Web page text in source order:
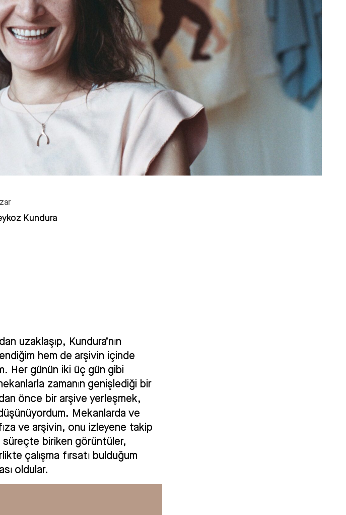
Kundura
uzaklaşıp, Kundura’nın
hem de arşivin içinde
Her günün iki üç gün gibi
zamanın genişlediği bir
önce bir arşive yerleşmek,
Mekanlarda ve
ve arşivin, onu izleyene takip
biriken görüntüler,
çalışma fırsatı bulduğum
oldular.